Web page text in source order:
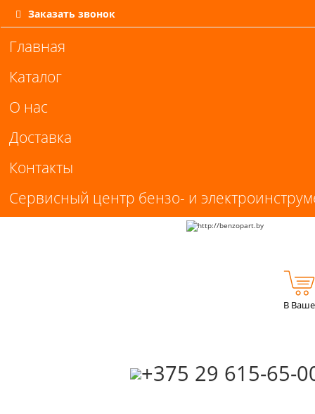
Заказать звонок
Главная
Каталог
О нас
Доставка
Контакты
Сервисный центр бензо- и
‎+375 29 615-65-
В